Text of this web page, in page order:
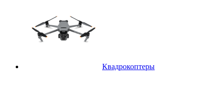
Квадрокоптеры